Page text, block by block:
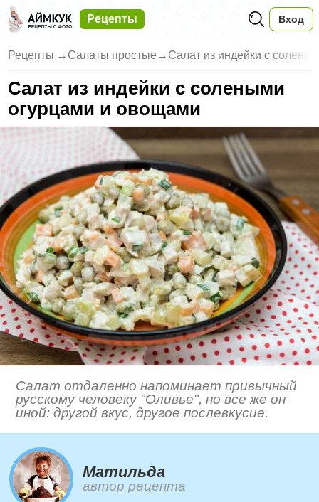
Рецепты Вход
Рецепты → Салаты простые → Салат из индейки с
Салат из индейки с солеными
огурцами и овощами
Салат отдаленно напоминает привычный
русскому человеку "Оливье", но все же он
иной: другой вкус, другое послевкусие.
Матильда
автор рецепта